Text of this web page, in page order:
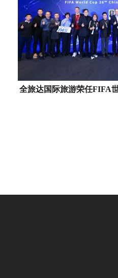
全旅达国际旅游荣任FIFA